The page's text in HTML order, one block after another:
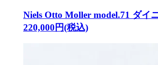
Niels Otto Moller model.71 ダイ
220,000円(税込)